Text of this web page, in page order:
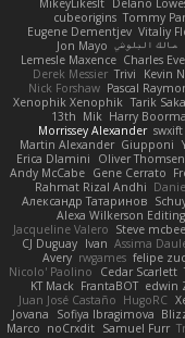
MikeyLikesIt Delano
cubeorigins Tommy
Eugene Dementjev Vitaliy
Jon Mayo مالك البلوشي
Lemesle Maxence Charles
Derek Messier Trivi Kevin
Nick Forshaw Pascal
Xenophik Xenophik Tarik
13th Mik Harry
Morrissey Alexander swxift
Martin Alexander Giupponi
Erica Dlamini
Oliver Thomsen
Andy McCabe Gene Cerrato
Rahmat Rizal Andhi
Александр Татаринов
Alexa Wilkerson Editing
Jacqueline Valero Steve
CJ Duguay Ivan Assima
Avery rwgames felipe
Nicolo' Paolino
Cedar Scarlett
KT Mack FrantaBOT edwin
Juan José Castaño HugoRC
Jovana
Sofiya Ibragimova
Marco noCrxdit Samuel Furr